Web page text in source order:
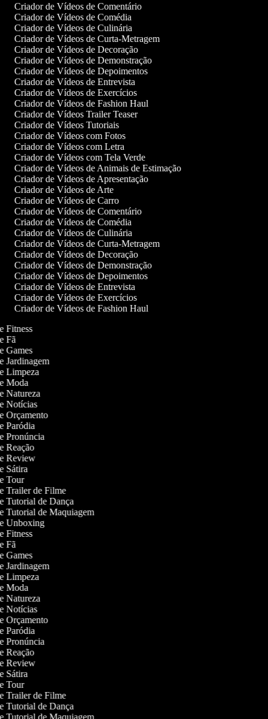
Criador de Vídeos de Comentário
Criador de Vídeos de Comédia
Criador de Vídeos de Culinária
Criador de Vídeos de Curta-Metragem
Criador de Vídeos de Decoração
Criador de Vídeos de Demonstração
Criador de Vídeos de Depoimentos
Criador de Vídeos de Entrevista
Criador de Vídeos de Exercícios
Criador de Vídeos de Fashion Haul
Criador de Vídeos Trailer Teaser
Criador de Vídeos Tutoriais
Criador de Vídeos com Fotos
Criador de Vídeos com Letra
Criador de Vídeos com Tela Verde
Criador de Vídeos de Animais de Estimação
Criador de Vídeos de Apresentação
Criador de Vídeos de Arte
Criador de Vídeos de Carro
Criador de Vídeos de Comentário
Criador de Vídeos de Comédia
Criador de Vídeos de Culinária
Criador de Vídeos de Curta-Metragem
Criador de Vídeos de Decoração
Criador de Vídeos de Demonstração
Criador de Vídeos de Depoimentos
Criador de Vídeos de Entrevista
Criador de Vídeos de Exercícios
Criador de Vídeos de Fashion Haul
Fitness
Fã
Games
Jardinagem
Limpeza
Moda
Natureza
Notícias
Orçamento
Paródia
Pronúncia
Reação
Review
Sátira
Tour
Trailer de Filme
Tutorial de Dança
Tutorial de Maquiagem
Unboxing
Fitness
Fã
Games
Jardinagem
Limpeza
Moda
Natureza
Notícias
Orçamento
Paródia
Pronúncia
Reação
Review
Sátira
Tour
Trailer de Filme
Tutorial de Dança